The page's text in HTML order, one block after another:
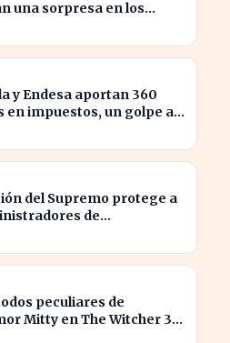
una sorpresa en los
y Endesa aportan 360
en impuestos, un golpe al
del Supremo protege a
de
peculiares de
Mitty en The Witcher 3